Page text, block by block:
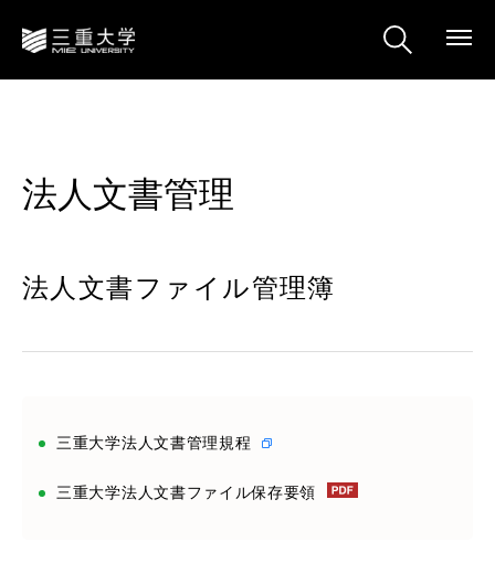
法人文書管理
法人文書ファイル管理簿
三重大学法人文書管理規程
三重大学法人文書ファイル保存要領